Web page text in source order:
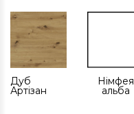
Дуб
Артізан
Німфея
альба